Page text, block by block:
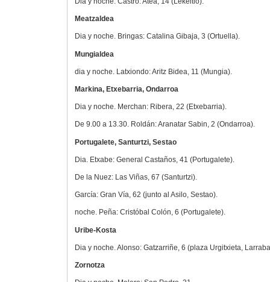
Meatzaldea
Dia y noche. Bringas: Catalina Gibaja, 3 (Ortuella).
Mungialdea
dia y noche. Latxiondo: Aritz Bidea, 11 (Mungia).
Markina, Etxebarria, Ondarroa
Dia y noche. Merchan: Ribera, 22 (Etxebarria).
De 9.00 a 13.30. Roldán: Aranatar Sabin, 2 (Ondarroa).
Portugalete, Santurtzi, Sestao
Dia. Etxabe: General Castaños, 41 (Portugalete).
De la Nuez: Las Viñas, 67 (Santurtzi).
García: Gran Vía, 62 (junto al Asilo, Sestao).
noche. Peña: Cristóbal Colón, 6 (Portugalete).
Uribe-Kosta
Dia y noche. Alonso: Gatzarriñe, 6 (plaza Urgitxieta,
Zornotza